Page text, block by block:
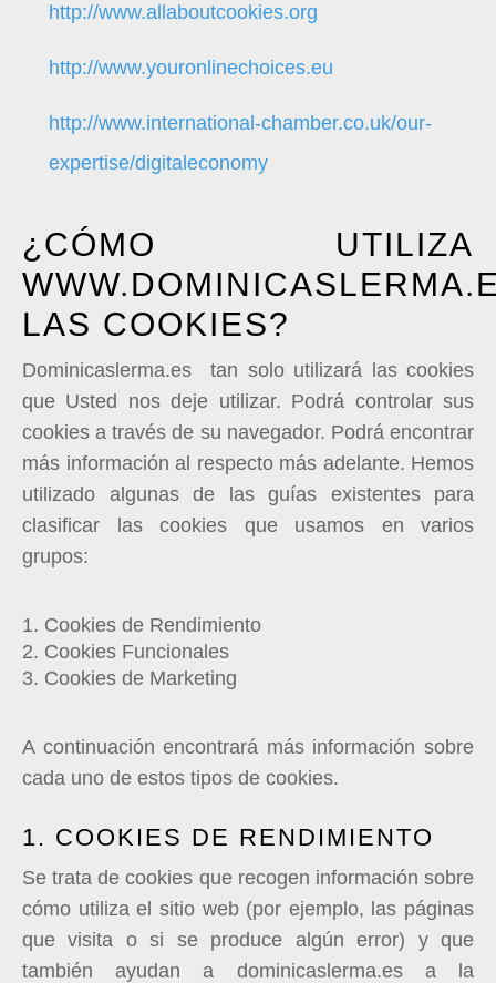
http://www.allaboutcookies.org
http://www.youronlinechoices.eu
http://www.international-chamber.co.uk/our-
expertise/digitaleconomy
¿CÓMO UTILIZA
LAS COOKIES?
Dominicaslerma.es tan solo utilizará las cookies
que Usted nos deje utilizar. Podrá controlar sus
cookies a través de su navegador. Podrá encontrar
más información al respecto más adelante. Hemos
utilizado algunas de las guías existentes para
clasificar las cookies que usamos en varios
grupos:
Cookies de Rendimiento
Cookies Funcionales
Cookies de Marketing
A continuación encontrará más información sobre
cada uno de estos tipos de cookies.
1. COOKIES DE RENDIMIENTO
Se trata de cookies que recogen información sobre
cómo utiliza el sitio web (por ejemplo, las páginas
que visita o si se produce algún error) y que
también ayudan a dominicaslerma.esa la